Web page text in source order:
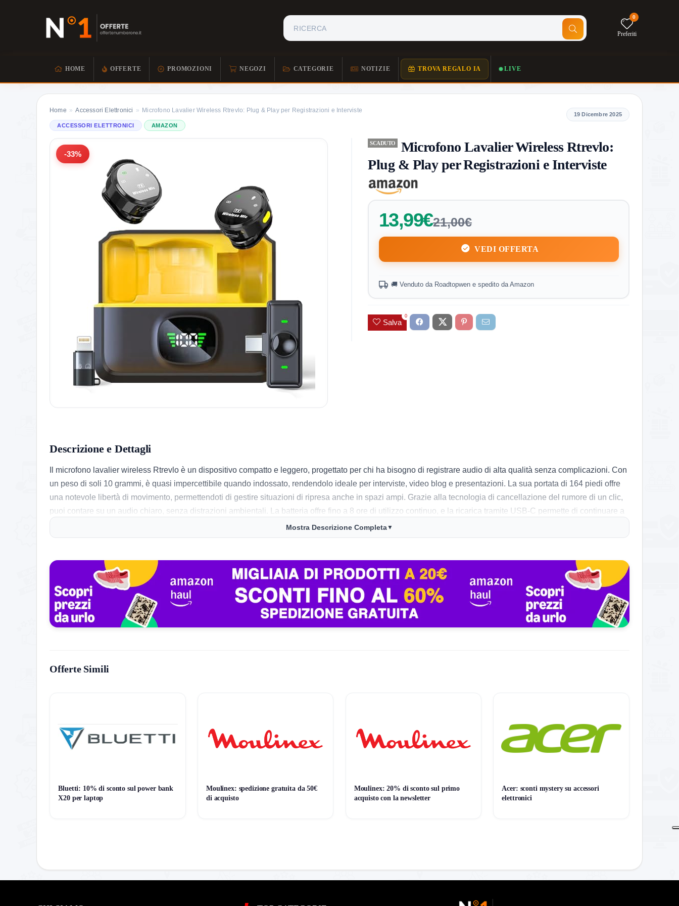
0
Preferiti
HOME OFFERTE PROMOZIONI NEGOZI CATEGORIE NOTIZIE TROVA REGALO IA LIVE
Home » Accessori Elettronici » Microfono Lavalier Wireless Rtrevlo: Plug & Play per Registrazioni e Interviste
ACCESSORI ELETTRONICI AMAZON
-33%
SCADUTO
Microfono Lavalier Wireless Rtrevlo:
Plug & Play per Registrazioni e Interviste
13,99€21,00€
VEDI OFFERTA
🚚 Venduto da Roadtopwen e spedito da Amazon
Salva
0
19 Dicembre 2025
Descrizione e Dettagli
Il microfono lavalier wireless Rtrevlo è un dispositivo compatto e leggero, progettato per chi ha bisogno di registrare audio di alta qualità senza complicazioni. Con
un peso di soli 10 grammi, è quasi impercettibile quando indossato, rendendolo ideale per interviste, video blog e presentazioni. La sua portata di 164 piedi offre
una notevole libertà di movimento, permettendoti di gestire situazioni di ripresa anche in spazi ampi. Grazie alla tecnologia di cancellazione del rumore di un clic,
puoi contare su un audio chiaro, senza distrazioni ambientali. La batteria offre fino a 8 ore di utilizzo continuo, e la ricarica tramite USB-C permette di continuare a
Chi ha utilizzato il Rtrevlo ha notato immediatamente la facilità d’uso: basta collegare il ricevitore e sei pronto per registrare. La qualità del suono è stata molto
apprezzata, soprattutto la chiarezza nella voce, grazie alla cancellazione del rumore. Alcuni utenti hanno sottolineato la praticità del design compatto, rendendo il
microfono perfetto per registrazioni all’aperto. Tra i pochi svantaggi, si segnala che la compatibilità con dispositivi potrebbe richiedere adattatori per alcuni modelli,
ma nel complesso, il microfono ha ricevuto recensioni positive per la sua performance e portabilità.
13,99€13,99€
Mostra Descrizione Completa▼
Offerte Simili
Bluetti: 10% di sconto sul power bank
X20 per laptop
Moulinex: spedizione gratuita da 50€
di acquisto
Moulinex: 20% di sconto sul primo
acquisto con la newsletter
Acer: sconti mystery su accessori
elettronici